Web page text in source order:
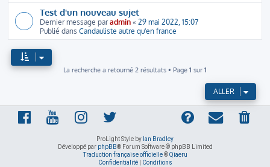
Test d'un nouveau sujet
Dernier message paradmin «29 mai 2022, 15:07
Publié dansCandauliste autre qu'en france
La recherche a retourné 2 résultats • Page 1 sur 1
ALLER
ProLight Style by Ian Bradley
Développé par phpBB® Forum Software © phpBB Limited
Traduction française officielle©Qiaeru
Confidentialité| Conditions